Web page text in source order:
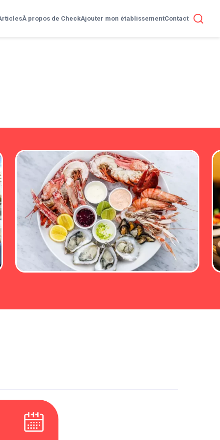
À propos de CheckAjouter mon établissementContact